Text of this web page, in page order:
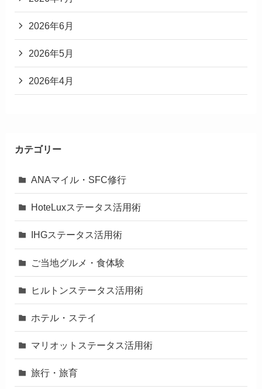
2026年6月
2026年5月
2026年4月
カテゴリー
ANAマイル・SFC修行
HoteLuxステータス活用術
IHGステータス活用術
ご当地グルメ・食体験
ヒルトンステータス活用術
ホテル・ステイ
マリオットステータス活用術
旅行・旅育